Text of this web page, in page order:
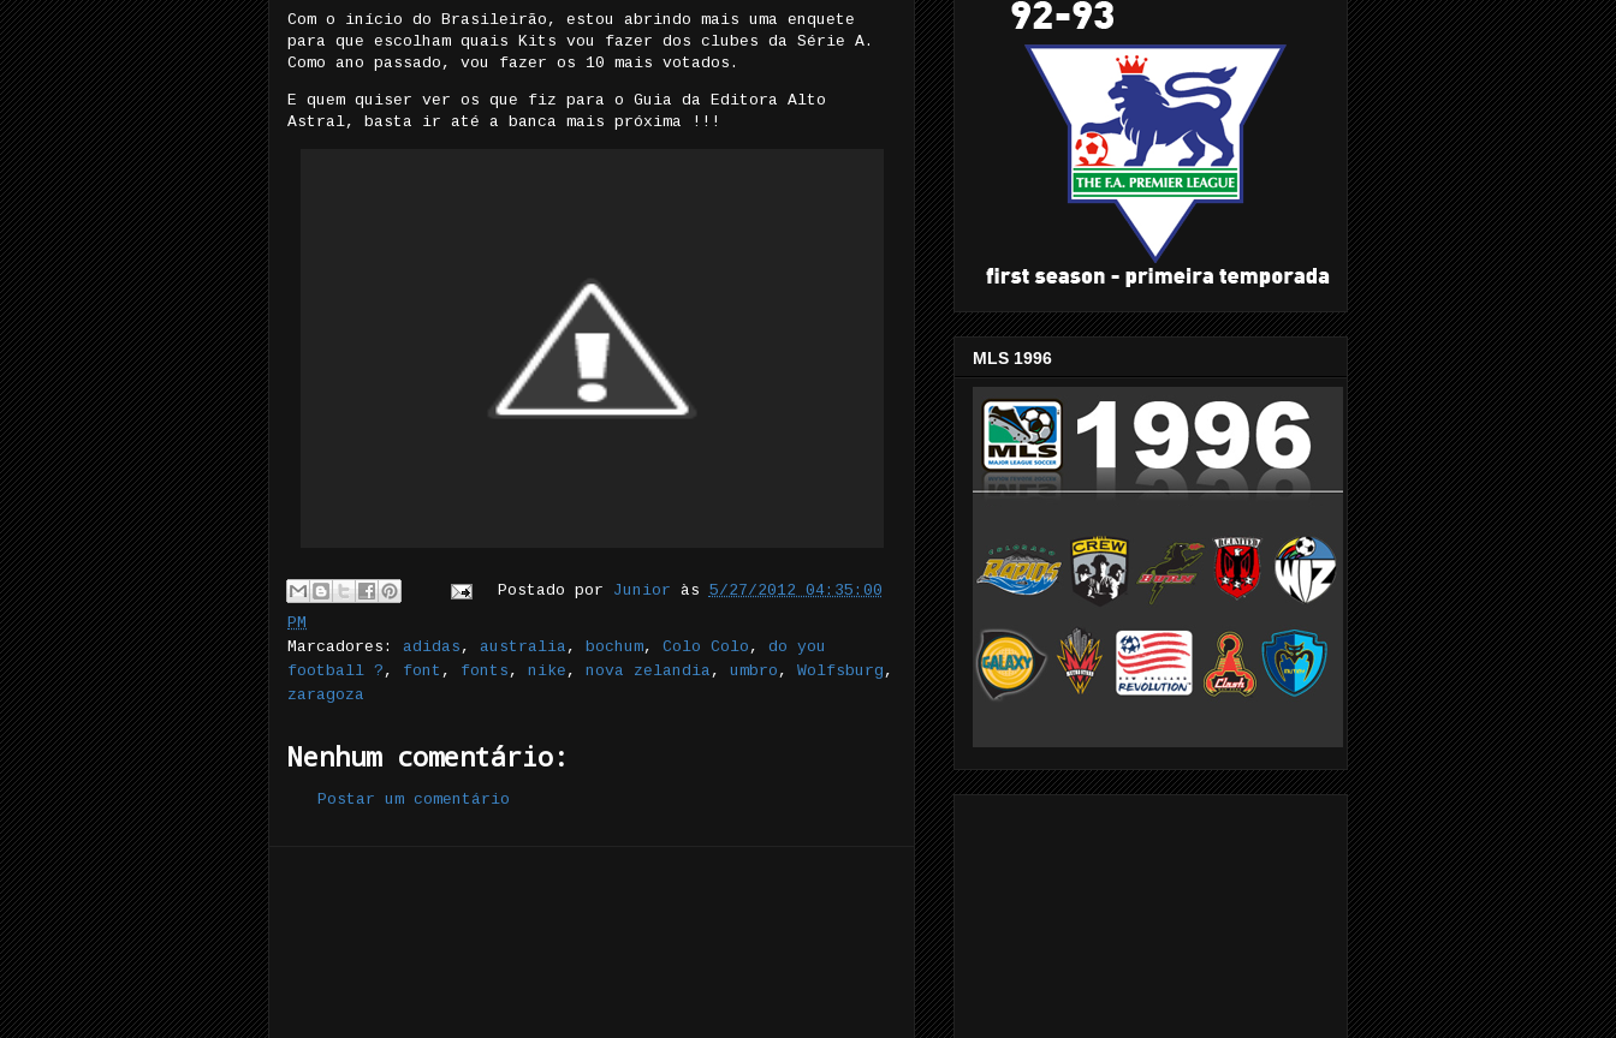
Com o início do Brasileirão, estou abrindo mais uma enquete
para que escolham quais Kits vou fazer dos clubes da Série A.
Como ano passado, vou fazer os 10 mais votados.
E quem quiser ver os que fiz para o Guia da Editora Alto
Astral, basta ir até a banca mais próxima !!!
Postado por Junior às 5/27/2012 04:35:00
PM
Marcadores: adidas , australia , bochum, Colo Colo , do you
football ? , font , fonts , nike , nova zelandia , umbro , Wolfsburg ,
zaragoza
Nenhum comentário:
Postar um comentário
MLS 1996